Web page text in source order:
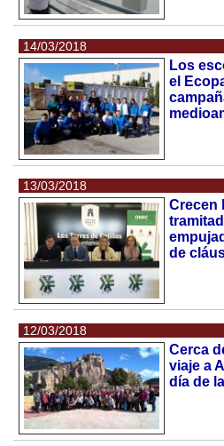
14/03/2018
Los
el
13/03/2018
Crecen
de
12/03/2018
Cerca
viaje a
día de